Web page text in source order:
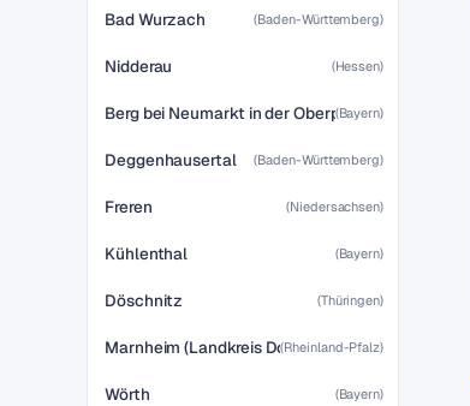
Bad Wurzach (Baden-Württemberg)
Nidderau (Hessen)
Berg bei Neumarkt in der Oberpfalz
(Bayern)
Deggenhausertal (Baden-Württemberg)
Freren (Niedersachsen)
Kühlenthal (Bayern)
Döschnitz (Thüringen)
Marnheim (Landkreis Donnersbergkreis)
(Rheinland-Pfalz)
Wörth (Bayern)